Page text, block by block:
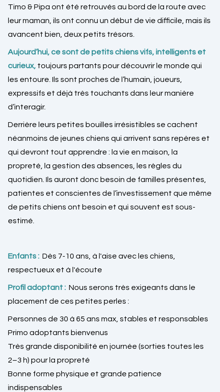
Timo & Pipa ont été retrouvés au bord de la route avec
leur maman, ils ont connu un début de vie difficile, mais ils
avancent bien, deux petits trésors.
Aujourd’hui, ce sont de petits chiens vifs, intelligents et
curieux, toujours partants pour découvrir le monde qui
les entoure. Ils sont proches de l’humain, joueurs,
expressifs et déjà très touchants dans leur manière
d’interagir.
Derrière leurs petites bouilles irrésistibles se cachent
néanmoins de jeunes chiens qui arrivent sans repères et
qui devront tout apprendre : la vie en maison, la
propreté, la gestion des absences, les règles du
quotidien. Ils auront donc besoin de familles présentes,
patientes et conscientes de l’investissement que même
de petits chiens ont besoin et qui souvent est sous-
estimé.
Enfants : Dès 7-10 ans, à l'aise avec les chiens,
respectueux et à l'écoute
Profil adoptant : Nous serons très exigeants dans le
placement de ces petites perles :
Personnes de 30 à 65 ans max, stables et responsables
Primo adoptants bienvenus
Très grande disponibilité en journée (sorties toutes les
2–3 h) pour la propreté
Bonne forme physique et grande patience
indispensables